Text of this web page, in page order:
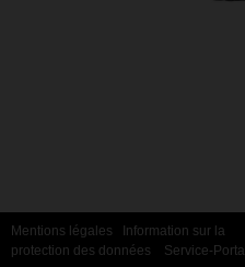
Mentions légales
Information sur la
protection des données
Service-Portal